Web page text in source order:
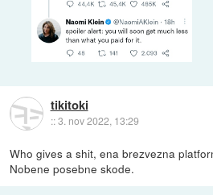
tikitoki
::3. nov 2022, 13:29
Who gives a shit, ena brezvezna
Nobene posebne skode.